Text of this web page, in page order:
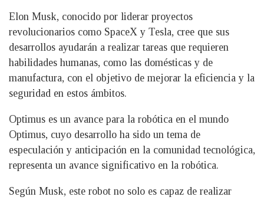
Elon Musk, conocido por liderar proyectos
revolucionarios como SpaceX y Tesla, cree que sus
desarrollos ayudarán a realizar tareas que requieren
habilidades humanas, como las domésticas y de
manufactura, con el objetivo de mejorar la eficiencia y la
seguridad en estos ámbitos.
Optimus es un avance para la robótica en el mundo
Optimus, cuyo desarrollo ha sido un tema de
especulación y anticipación en la comunidad tecnológica,
representa un avance significativo en la robótica.
Según Musk, este robot no solo es capaz de realizar